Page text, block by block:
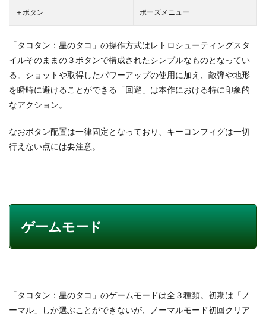
＋ボタン ポーズメニュー
「タコタン：星のタコ」の操作方式はレトロシューティングスタ
イルそのままの３ボタンで構成されたシンプルなものとなってい
る。ショットや取得したパワーアップの使用に加え、敵弾や地形
を瞬時に避けることができる「回避」は本作における特に印象的
なアクション。
なおボタン配置は一律固定となっており、キーコンフィグは一切
行えない点には要注意。
ゲームモード
「タコタン：星のタコ」のゲームモードは全３種類。初期は「ノ
ーマル」しか選ぶことができないが、ノーマルモード初回クリア